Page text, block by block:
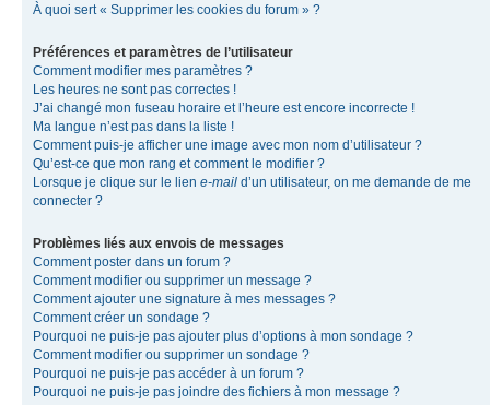
À quoi sert « Supprimer les cookies du forum » ?
Préférences et paramètres de l’utilisateur
Comment modifier mes paramètres ?
Les heures ne sont pas correctes !
J’ai changé mon fuseau horaire et l’heure est encore incorrecte !
Ma langue n’est pas dans la liste !
Comment puis-je afficher une image avec mon nom d’utilisateur ?
Qu’est-ce que mon rang et comment le modifier ?
Lorsque je clique sur le lien e-mail d’un utilisateur, on me demande de me
connecter ?
Problèmes liés aux envois de messages
Comment poster dans un forum ?
Comment modifier ou supprimer un message ?
Comment ajouter une signature à mes messages ?
Comment créer un sondage ?
Pourquoi ne puis-je pas ajouter plus d’options à mon sondage ?
Comment modifier ou supprimer un sondage ?
Pourquoi ne puis-je pas accéder à un forum ?
Pourquoi ne puis-je pas joindre des fichiers à mon message ?